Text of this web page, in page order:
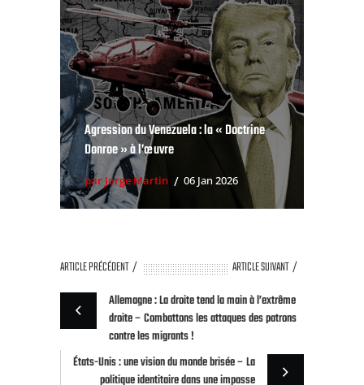
Agression du Venezuela : la « Doctrine
Donroe » à l’œuvre
par Jorge Martin 06 Jan 2026
ARTICLE PRÉCÉDENT
ARTICLE SUIVANT
Allemagne : La droite tend la main à l’extrême
droite – Combattons les attaques des patrons
contre les migrants !
États-Unis : une vision du monde brisée – La
politique identitaire dans une impasse